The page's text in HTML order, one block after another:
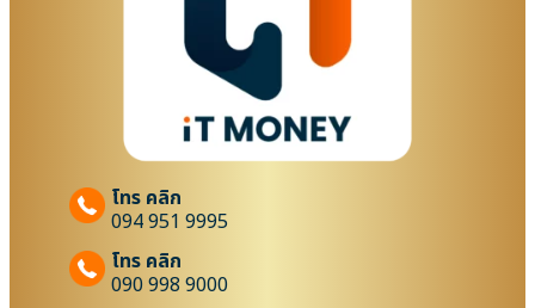
โทร คลิก
094 951 9995
โทร คลิก
090 998 9000